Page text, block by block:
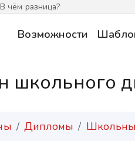
В чём разница?
Возможности
школьного
Дипломы